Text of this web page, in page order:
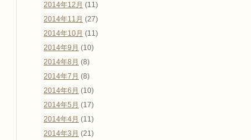
2014年12月 (11)
2014年11月 (27)
2014年10月 (11)
2014年9月 (10)
2014年8月 (8)
2014年7月 (8)
2014年6月 (10)
2014年5月 (17)
2014年4月 (11)
2014年3月 (21)